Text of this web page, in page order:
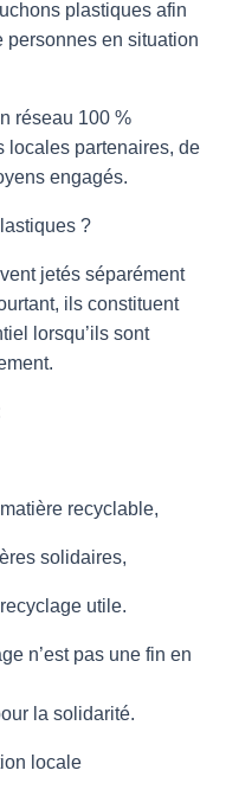
plastiques afin
personnes en situation
réseau 100 %
locales partenaires, de
engagés.
?
jetés séparément
ils constituent
lorsqu’ils sont
recyclable,
solidaires,
utile.
n’est pas une fin en
la solidarité.
locale